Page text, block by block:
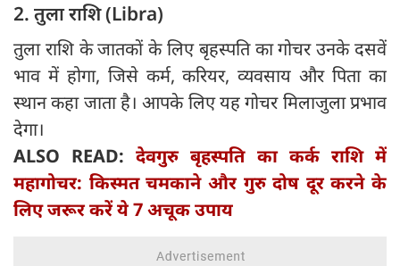
2. तुला राशि (Libra)
तुला राशि के जातकों के लिए बृहस्पति का गोचर उनके दसवें
भाव में होगा, जिसे कर्म, करियर, व्यवसाय और पिता का
स्थान कहा जाता है। आपके लिए यह गोचर मिलाजुला प्रभाव
देगा।
ALSO READ:देवगुरु बृहस्पति का कर्क राशि में
महागोचर: किस्मत चमकाने और गुरु दोष दूर करने के
लिए जरूर करें ये 7 अचूक उपाय